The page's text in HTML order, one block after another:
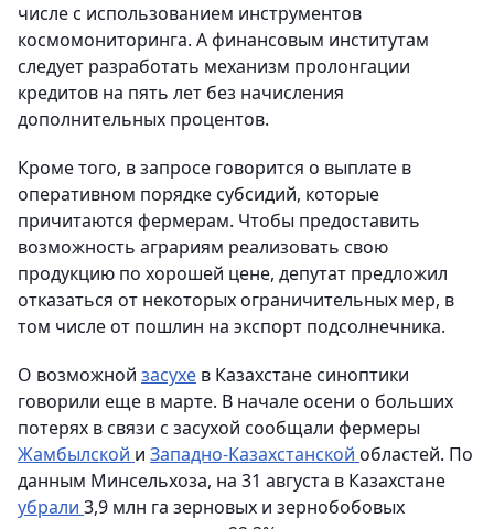
числе с использованием инструментов
космомониторинга. А финансовым институтам
следует разработать механизм пролонгации
кредитов на пять лет без начисления
дополнительных процентов.
Кроме того, в запросе говорится о выплате в
оперативном порядке субсидий, которые
причитаются фермерам. Чтобы предоставить
возможность аграриям реализовать свою
продукцию по хорошей цене, депутат предложил
отказаться от некоторых ограничительных мер, в
том числе от пошлин на экспорт подсолнечника.
О возможной засухе в Казахстане синоптики
говорили еще в марте. В начале осени о больших
потерях в связи с засухой сообщали фермеры
Жамбылской и Западно-Казахстанской областей. По
данным Минсельхоза, на 31 августа в Казахстане
убрали 3,9 млн га зерновых и зернобобовых